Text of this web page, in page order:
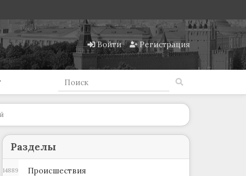
Войти Регистрация
Разделы
Происшествия
14889